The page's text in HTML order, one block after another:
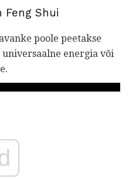
Shui
poole peetakse
energia või